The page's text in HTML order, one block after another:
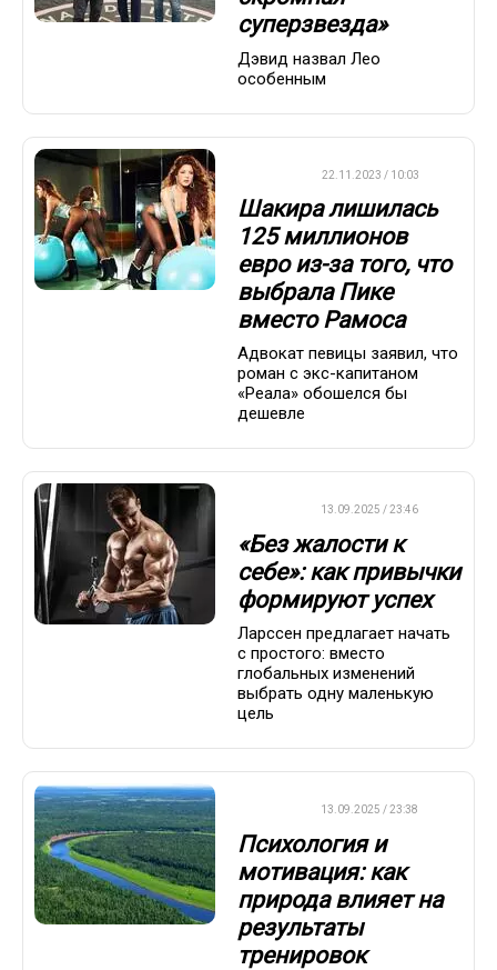
суперзвезда»
Дэвид назвал Лео
особенным
22.11.2023 / 10:03
Шакира лишилась
125 миллионов
евро из-за того, что
выбрала Пике
вместо Рамоса
Адвокат певицы заявил, что
роман с экс-капитаном
«Реала» обошелся бы
дешевле
13.09.2025 / 23:46
«Без жалости к
себе»: как привычки
формируют успех
Ларссен предлагает начать
с простого: вместо
глобальных изменений
выбрать одну маленькую
цель
13.09.2025 / 23:38
Психология и
мотивация: как
природа влияет на
результаты
тренировок